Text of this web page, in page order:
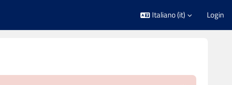
Italiano ‎(it)‎ Login